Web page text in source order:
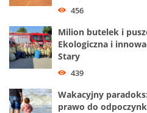
456
Milion butelek i
Ekologiczna i
Stary
439
Wakacyjny
prawo do